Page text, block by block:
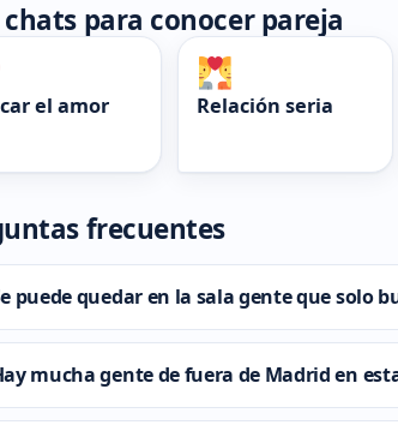
chats para conocer pareja
el amor Relación seria
frecuentes
puede quedar en la sala gente que solo
mucha gente de fuera de Madrid en